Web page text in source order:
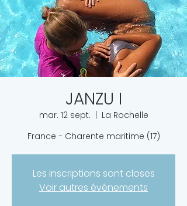
JANZU I
mar. 12 sept.
La Rochelle
France - Charente maritime (17)
Les inscriptions sont closes
Voir autres événements